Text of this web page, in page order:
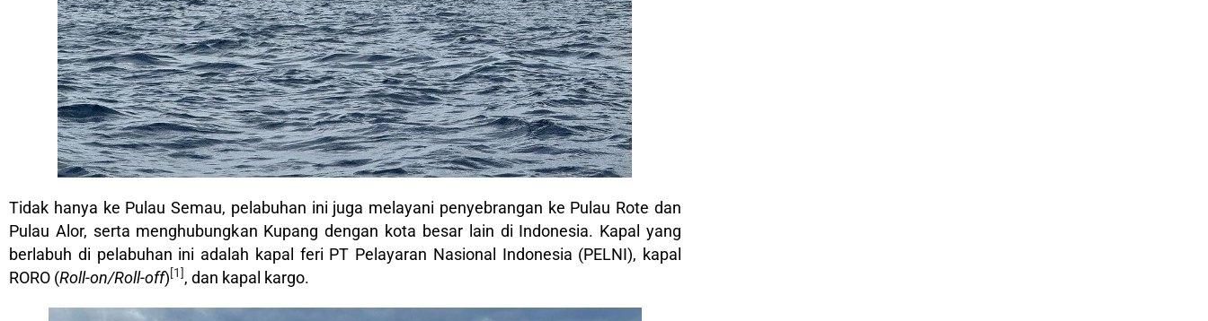
Tidak hanya ke Pulau Semau, pelabuhan ini juga melayani penyebrangan ke Pulau Rote dan
Pulau Alor, serta menghubungkan Kupang dengan kota besar lain di Indonesia. Kapal yang
berlabuh di pelabuhan ini adalah kapal feri PT Pelayaran Nasional Indonesia (PELNI), kapal
RORO (Roll-on/Roll-off)[1], dan kapal kargo.